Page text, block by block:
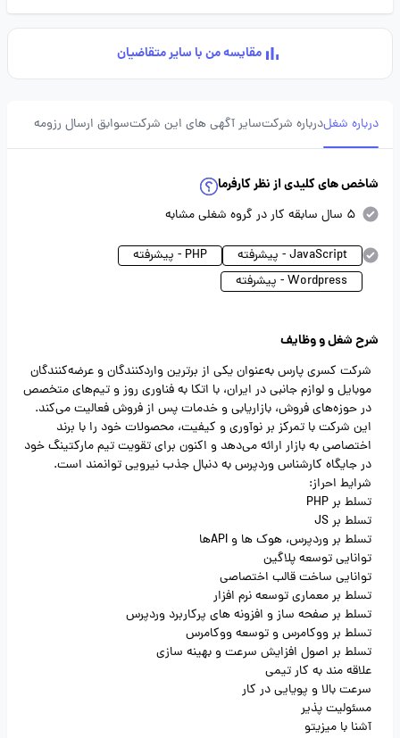
مقایسه من با سایر متقاضیان
درباره شغلدرباره شرکتسایر آگهی های این شرکتسوابق ارسال رزومه
شاخص های کلیدی از نظر کارفرما
5 سال سابقه کار در گروه شغلی مشابه
JavaScript - پیشرفته
PHP - پیشرفته
Wordpress - پیشرفته
شرح شغل و وظایف
شرکت کسری پارس به‌عنوان یکی از برترین واردکنندگان و عرضه‌کنندگان
موبایل و لوازم جانبی در ایران، با اتکا به فناوری روز و تیم‌های متخصص
در حوزه‌های فروش، بازاریابی و خدمات پس از فروش فعالیت می‌کند.
این شرکت با تمرکز بر نوآوری و کیفیت، محصولات خود را با برند
اختصاصی به بازار ارائه می‌دهد و اکنون برای تقویت تیم مارکتینگ خود
در جایگاه کارشناس وردپرس به دنبال جذب نیرویی توانمند است.
شرایط احراز:
تسلط بر PHP
تسلط بر JS
تسلط بر وردپرس، هوک ها و APIها
توانایی توسعه پلاگین
توانایی ساخت قالب اختصاصی
تسلط بر معماری توسعه نرم افزار
تسلط بر صفحه ساز و افزونه های پرکاربرد وردپرس
تسلط بر ووکامرس و توسعه ووکامرس
تسلط بر اصول افزایش سرعت و بهینه سازی
علاقه مند به کار تیمی
سرعت بالا و پویایی در کار
مسئولیت پذیر
آشنا با میزیتو